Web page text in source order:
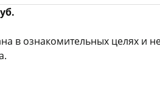
в ознакомительных целях и